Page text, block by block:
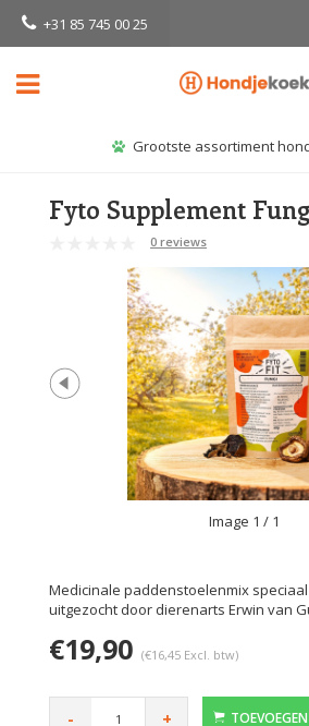
+31 85 745 00 25
Grootste assortiment
Fyto Supplement
0 reviews
Image 1 / 1
Medicinale paddenstoelenmix
uitgezocht door dierenarts Erwin van
€19,90 (€16,45 Excl. btw)
- +